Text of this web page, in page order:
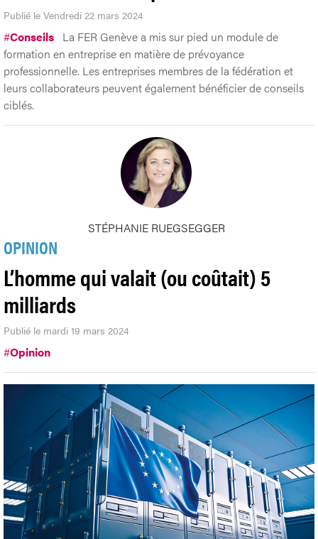
Publié le Vendredi 22 mars 2024
#Conseils La FER Genève a mis sur pied un module de
formation en entreprise en matière de prévoyance
professionnelle. Les entreprises membres de la fédération et
leurs collaborateurs peuvent également bénéficier de conseils
ciblés.
STÉPHANIE RUEGSEGGER
OPINION
L’homme qui valait (ou coûtait) 5
milliards
Publié le mardi 19 mars 2024
#Opinion